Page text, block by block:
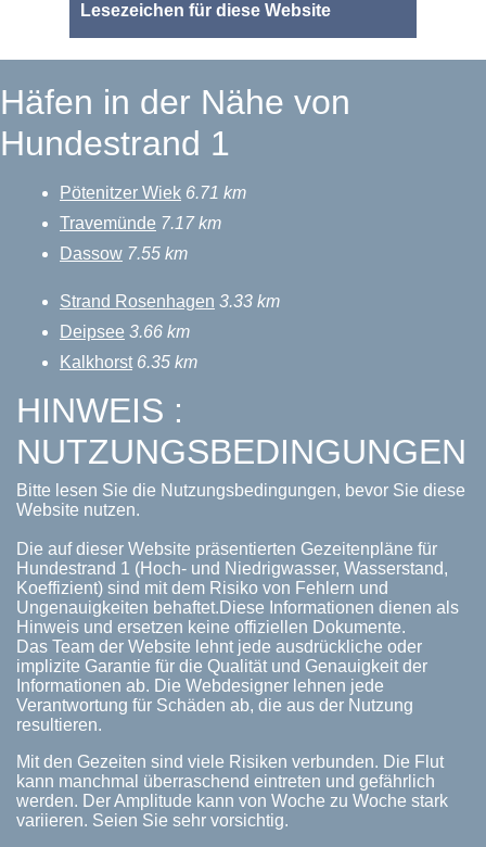
Lesezeichen für diese Website
Häfen in der Nähe von
Hundestrand 1
Pötenitzer Wiek 6.71 km
Travemünde 7.17 km
Dassow 7.55 km
Strand Rosenhagen 3.33 km
Deipsee 3.66 km
Kalkhorst 6.35 km
HINWEIS :
NUTZUNGSBEDINGUNGEN
Bitte lesen Sie die Nutzungsbedingungen, bevor Sie diese
Website nutzen.
Die auf dieser Website präsentierten Gezeitenpläne für
Hundestrand 1 (Hoch- und Niedrigwasser, Wasserstand,
Koeffizient) sind mit dem Risiko von Fehlern und
Ungenauigkeiten behaftet.Diese Informationen dienen als
Hinweis und ersetzen keine offiziellen Dokumente.
Das Team der Website lehnt jede ausdrückliche oder
implizite Garantie für die Qualität und Genauigkeit der
Informationen ab. Die Webdesigner lehnen jede
Verantwortung für Schäden ab, die aus der Nutzung
resultieren.
Mit den Gezeiten sind viele Risiken verbunden. Die Flut
kann manchmal überraschend eintreten und gefährlich
werden. Der Amplitude kann von Woche zu Woche stark
variieren. Seien Sie sehr vorsichtig.